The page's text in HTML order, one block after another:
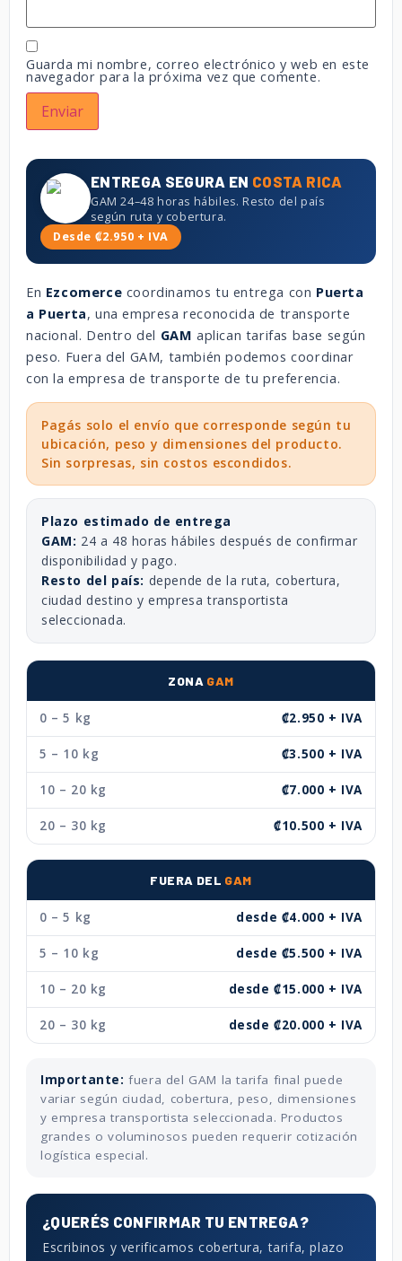
Guarda mi nombre, correo electrónico y web en este
navegador para la próxima vez que comente.
ENTREGA SEGURA EN COSTA RICA
GAM 24–48 horas hábiles. Resto del país
según ruta y cobertura.
Desde ₡2.950 + IVA
En Ezcomerce coordinamos tu entrega con Puerta
a Puerta, una empresa reconocida de transporte
nacional. Dentro del GAM aplican tarifas base según
peso. Fuera del GAM, también podemos coordinar
con la empresa de transporte de tu preferencia.
Pagás solo el envío que corresponde según tu
ubicación, peso y dimensiones del producto.
Sin sorpresas, sin costos escondidos.
Plazo estimado de entrega
GAM: 24 a 48 horas hábiles después de confirmar
disponibilidad y pago.
Resto del país: depende de la ruta, cobertura,
ciudad destino y empresa transportista
seleccionada.
ZONA GAM
0 – 5 kg ₡2.950 + IVA
5 – 10 kg ₡3.500 + IVA
10 – 20 kg ₡7.000 + IVA
20 – 30 kg ₡10.500 + IVA
FUERA DEL GAM
0 – 5 kg desde ₡4.000 + IVA
5 – 10 kg desde ₡5.500 + IVA
10 – 20 kg desde ₡15.000 + IVA
20 – 30 kg desde ₡20.000 + IVA
Importante: fuera del GAM la tarifa final puede
variar según ciudad, cobertura, peso, dimensiones
y empresa transportista seleccionada. Productos
grandes o voluminosos pueden requerir cotización
logística especial.
¿QUERÉS CONFIRMAR TU ENTREGA?
Escribinos y verificamos cobertura, tarifa, plazo